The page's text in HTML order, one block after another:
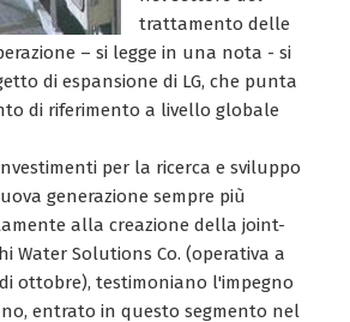
trattamento delle
– si legge in una nota - si
di espansione di LG, che punta
di riferimento a livello globale
per la ricerca e sviluppo
generazione sempre più
alla creazione della joint-
Water Solutions Co. (operativa a
ottobre), testimoniano l'impegno
entrato in questo segmento nel